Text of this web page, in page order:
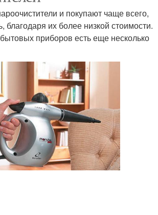
и покупают чаще всего,
благодаря их более низкой стоимости.
приборов есть еще несколько